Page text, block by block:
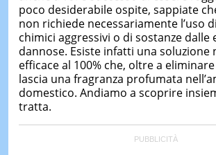
poco desiderabile ospite, sappiate
non richiede necessariamente l’uso
chimici aggressivi o di sostanze dalle
dannose. Esiste infatti una soluzione
efficace al 100% che, oltre a
lascia una fragranza profumata
domestico. Andiamo a scoprire
tratta.